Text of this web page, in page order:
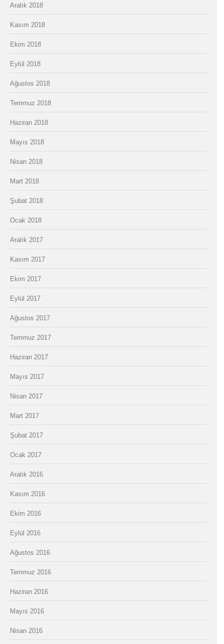
Aralık 2018
Kasım 2018
Ekim 2018
Eylül 2018
Ağustos 2018
Temmuz 2018
Haziran 2018
Mayıs 2018
Nisan 2018
Mart 2018
Şubat 2018
Ocak 2018
Aralık 2017
Kasım 2017
Ekim 2017
Eylül 2017
Ağustos 2017
Temmuz 2017
Haziran 2017
Mayıs 2017
Nisan 2017
Mart 2017
Şubat 2017
Ocak 2017
Aralık 2016
Kasım 2016
Ekim 2016
Eylül 2016
Ağustos 2016
Temmuz 2016
Haziran 2016
Mayıs 2016
Nisan 2016